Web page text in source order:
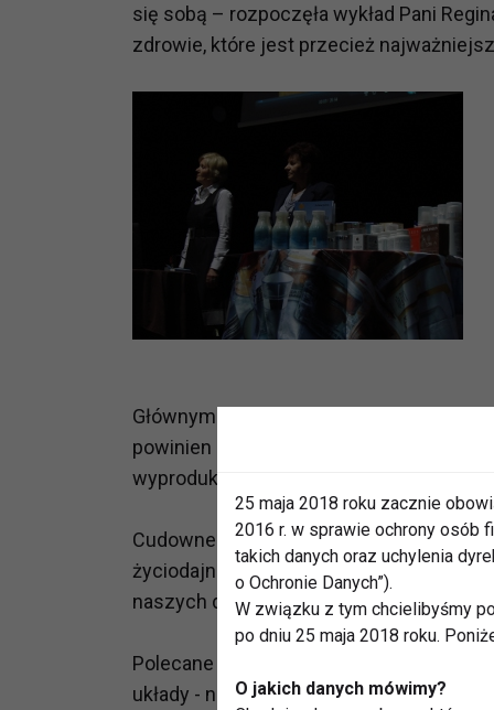
się sobą – rozpoczęła wykład Pani
zdrowie, które jest przecież
Głównym tematem środowego wykładu
powinien zapominać. Wykład oparty
wyprodukowanych na bazie soli z Morza
Cudowne działanie soli Morza
życiodajną siłę Morza Martwego
naszych domach firma Dr Nona.
Polecane produkty mają wszechstronne
układy - nerwowy, kostno-mięśniowy,
25 maja 2018 roku zacznie
2016 r. w sprawie ochrony osób
takich danych oraz uchylenia
o Ochronie Danych”).
W związku z tym chcielibyśmy
po dniu 25 maja 2018 roku.
O jakich danych mówimy?